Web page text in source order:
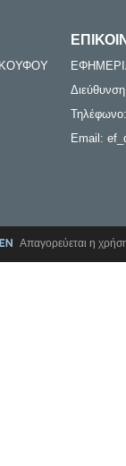
Email:
Απαγορεύεται η